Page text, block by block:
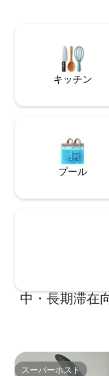
分钟以内步行到达各类
国菜日本菜中东印度/
吧/便利店，非常方便。
キッチン
プール
中・長期滞在
スーパーホスト